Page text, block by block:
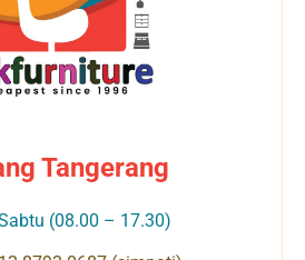
Tangerang
(08.00 – 17.30)